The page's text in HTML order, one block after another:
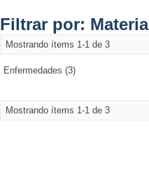
Filtrar por: Materia
Mostrando ítems 1-1 de 3
Enfermedades (3)
Mostrando ítems 1-1 de 3